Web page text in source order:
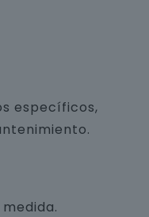
específicos,